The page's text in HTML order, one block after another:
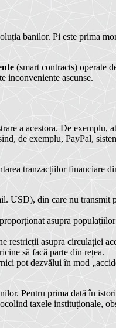
banilor. Pi este prima
(smart contracts) operate
inconveniente ascunse.
a acestora. De exemplu,
de exemplu, PayPal,
tranzacțiilor financiare
USD), din care nu
asupra
restricții asupra circulației
să facă parte din rețea.
pot dezvălui în mod
Pentru prima dată în
taxele instituționale,